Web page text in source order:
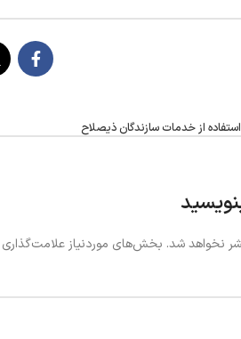
استفاده از خدمات سازندگان ذیصلاح
نخواهد شد. بخش‌های موردنیاز